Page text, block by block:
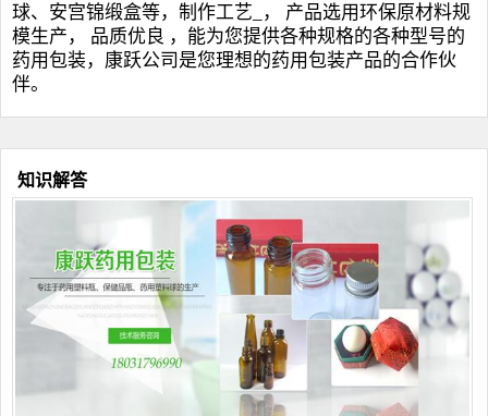
球、安宫锦缎盒等，制作工艺_， 产品选用环保原材料规
模生产， 品质优良 ，能为您提供各种规格的各种型号的
药用包装，康跃公司是您理想的药用包装产品的合作伙
伴。
知识解答